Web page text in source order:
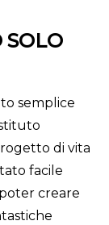
SOLO
semplice
di vita
facile
creare